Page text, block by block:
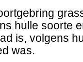
hulle soorte
is, volgens
was.